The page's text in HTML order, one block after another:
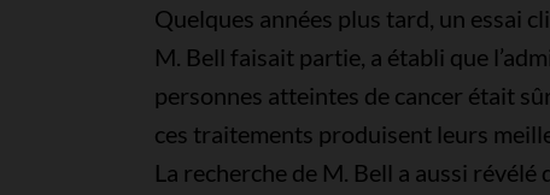
Quelques années plus tard, un essai
M. Bell faisait partie, a établi que
personnes atteintes de cancer était
ces traitements produisent leurs
La recherche de M. Bell a aussi révélé